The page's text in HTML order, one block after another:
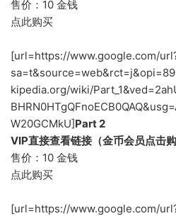
售价：10 金钱
点此购买
[url=https://www.google.com/
kipedia.org/wiki/
W20GCMkU]Part 2
VIP直接查看链接（金币会员点击购
售价：10 金钱
点此购买
[url=https://www.google.com/